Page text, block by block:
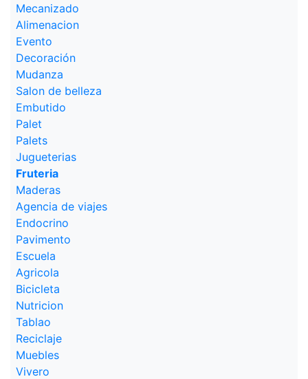
Mecanizado
Alimenacion
Evento
Decoración
Mudanza
Salon de belleza
Embutido
Palet
Palets
Jugueterias
Fruteria
Maderas
Agencia de viajes
Endocrino
Pavimento
Escuela
Agricola
Bicicleta
Nutricion
Tablao
Reciclaje
Muebles
Vivero